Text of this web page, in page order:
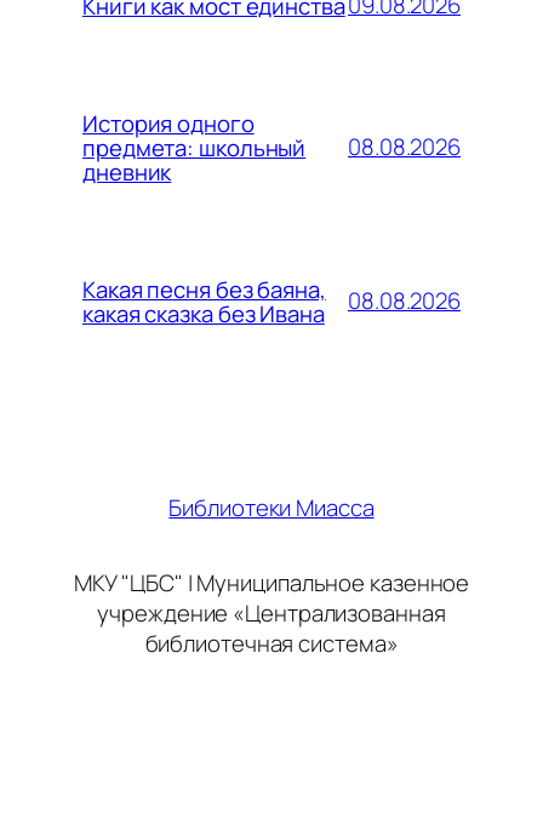
История одного
предмета: школьный
дневник
08.08.2026
Какая песня без баяна,
какая сказка без Ивана 08.08.2026
Библиотеки Миасса
МКУ "ЦБС" | Муниципальное казенное
учреждение «Централизованная
библиотечная система»